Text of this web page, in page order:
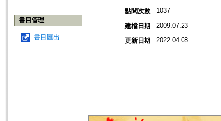
書目管理
書目匯出
點閱次數 1037
建檔日期 2009.07.23
更新日期 2022.04.08